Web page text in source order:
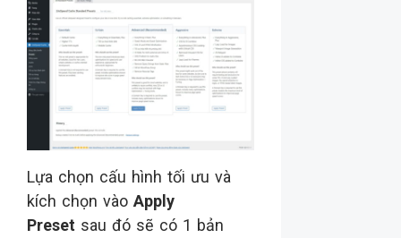
Lựa chọn cấu hình tối ưu và
kích chọn vào Apply
Preset sau đó sẽ có 1 bản